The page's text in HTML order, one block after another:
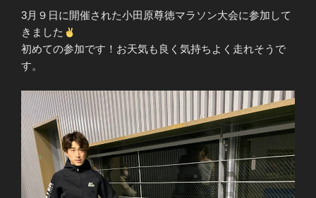
3月９日に開催された小田原尊徳マラソン大会に参加して
きました
初めての参加です！お天気も良く気持ちよく走れそうで
す。